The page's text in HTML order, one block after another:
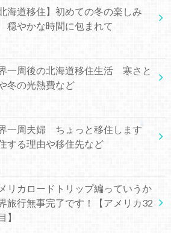
北海道移住】初めての冬の楽しみ
やかな時間に包まれて
一周後の北海道移住生活 寒さと
冬の光熱費など
一周夫婦 ちょっと移住します
する理由や移住先など
リカロードトリップ編っていうか
旅行無事完了です！【アメリカ32
】